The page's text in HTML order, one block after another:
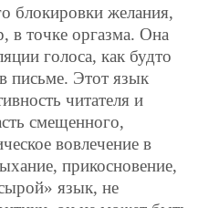
блокировки желания,
в точке оргазма. Она
голоса, как будто
письме. Этот язык
читателя и
смещенного,
вовлечение в
прикосновение,
язык, не